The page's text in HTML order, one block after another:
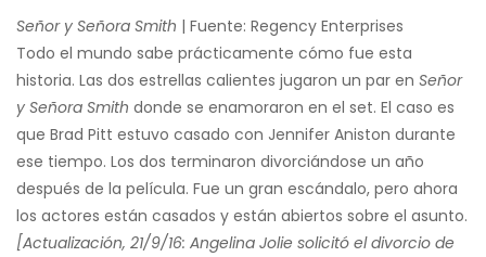
Señor y Señora Smith | Fuente: Regency Enterprises
Todo el mundo sabe prácticamente cómo fue esta
historia. Las dos estrellas calientes jugaron un par en Señor
y Señora Smith donde se enamoraron en el set. El caso es
que Brad Pitt estuvo casado con Jennifer Aniston durante
ese tiempo. Los dos terminaron divorciándose un año
después de la película. Fue un gran escándalo, pero ahora
los actores están casados ​​y están abiertos sobre el asunto.
[Actualización, 21/9/16: Angelina Jolie solicitó el divorcio de